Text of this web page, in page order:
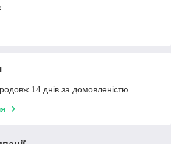
14 днів за домовленістю